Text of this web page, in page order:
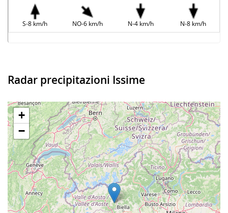
S-8 km/h NO-6 km/h N-4 km/h N-8 km/h
Radar precipitazioni Issime